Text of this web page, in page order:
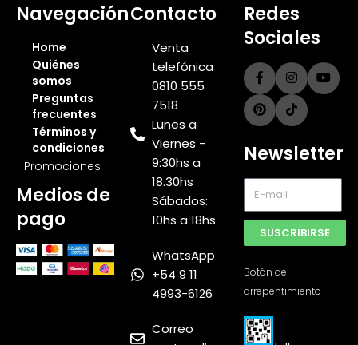
Navegación
Home
Quiénes
somos
Preguntas
frecuentes
Términos y
condiciones
Promociones
Medios de
pago
Contacto
Venta
telefónica
0810 555
7518
Lunes a
Viernes -
9:30hs a
18.30hs
Sábados:
10hs a 18hs
WhatsApp
+54 9 11
4993-6126
Correo
Redes
Sociales
Newsletter
SUSCRIBIRSE
Botón de
arrepentimiento